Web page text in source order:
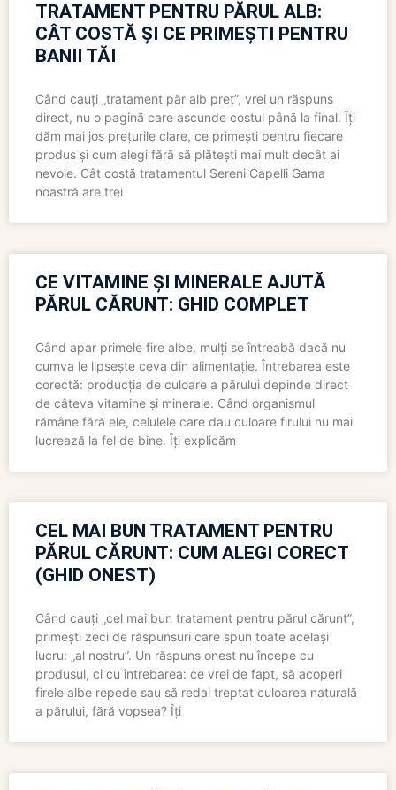
TRATAMENT PENTRU PĂRUL ALB:
CÂT COSTĂ ȘI CE PRIMEȘTI PENTRU
BANII TĂI
Când cauți „tratament păr alb preț”, vrei un răspuns
direct, nu o pagină care ascunde costul până la final. Îți
dăm mai jos prețurile clare, ce primești pentru fiecare
produs și cum alegi fără să plătești mai mult decât ai
nevoie. Cât costă tratamentul Sereni Capelli Gama
noastră are trei
CE VITAMINE ȘI MINERALE AJUTĂ
PĂRUL CĂRUNT: GHID COMPLET
Când apar primele fire albe, mulți se întreabă dacă nu
cumva le lipsește ceva din alimentație. Întrebarea este
corectă: producția de culoare a părului depinde direct
de câteva vitamine și minerale. Când organismul
rămâne fără ele, celulele care dau culoare firului nu mai
lucrează la fel de bine. Îți explicăm
CEL MAI BUN TRATAMENT PENTRU
PĂRUL CĂRUNT: CUM ALEGI CORECT
(GHID ONEST)
Când cauți „cel mai bun tratament pentru părul cărunt”,
primești zeci de răspunsuri care spun toate același
lucru: „al nostru”. Un răspuns onest nu începe cu
produsul, ci cu întrebarea: ce vrei de fapt, să acoperi
firele albe repede sau să redai treptat culoarea naturală
a părului, fără vopsea? Îți